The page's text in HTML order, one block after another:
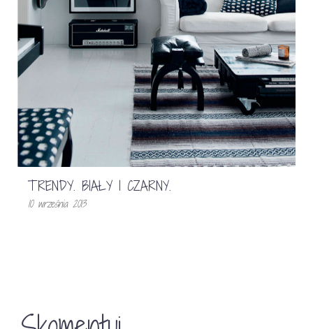
TRENDY. BIAŁY I CZARNY.
10 września 2013